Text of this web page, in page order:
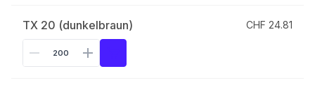
TX 20 (dunkelbraun) CHF 24.81